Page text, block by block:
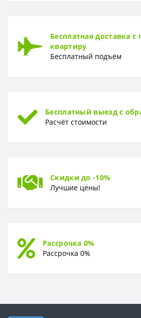
Бесплатная доставка
квартиру
Бесплатный подъём
Бесплатный выезд с
Расчёт стоимости
Скидки до -10%
Лучшие цены!
Рассрочка 0%
Рассрочка 0%